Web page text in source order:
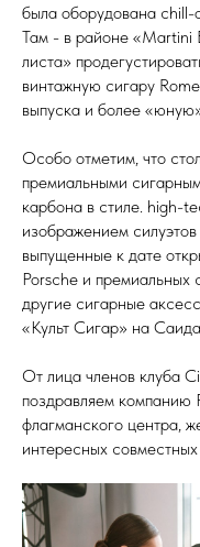
была оборудована chill-
Там - в районе «Martini
листа»
винтажную сигару
выпуска и более
Особо отметим, что
премиальными
карбона в стиле. high-
изображением
выпущенные к дате
Porsche и премиальных
другие сигарные
«Культ Сигар» на
От лица членов клуба
поздравляем компанию
флагманского центра,
интересных